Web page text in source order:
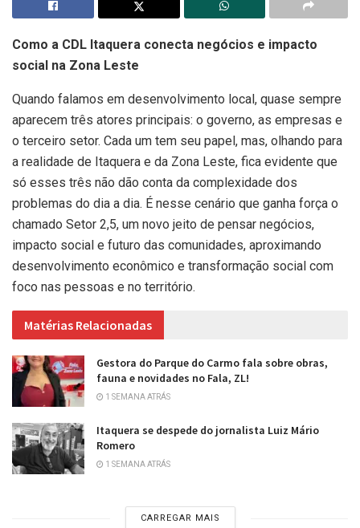
Como a CDL Itaquera conecta negócios e impacto
social na Zona Leste
Quando falamos em desenvolvimento local, quase sempre
aparecem três atores principais: o governo, as empresas e
o terceiro setor. Cada um tem seu papel, mas, olhando para
a realidade de Itaquera e da Zona Leste, fica evidente que
só esses três não dão conta da complexidade dos
problemas do dia a dia. É nesse cenário que ganha força o
chamado Setor 2,5, um novo jeito de pensar negócios,
impacto social e futuro das comunidades, aproximando
desenvolvimento econômico e transformação social com
foco nas pessoas e no território.
Matérias Relacionadas
Gestora do Parque do Carmo fala sobre obras,
fauna e novidades no Fala, ZL!
1 SEMANA ATRÁS
Itaquera se despede do jornalista Luiz Mário
Romero
1 SEMANA ATRÁS
CARREGAR MAIS